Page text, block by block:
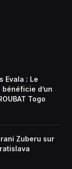
Evala : Le
d’un
Togo
Zuberu sur